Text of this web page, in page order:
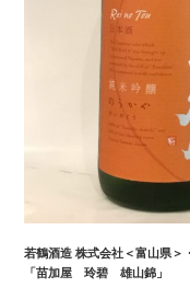
若鶴酒造 株式会社＜富山県
「苗加屋 玲碧 雄山錦」